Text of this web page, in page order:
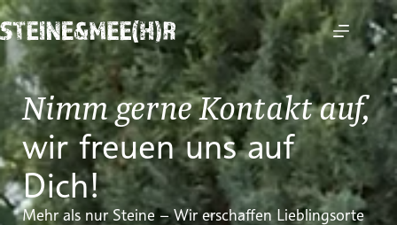
Nimm gerne Kontakt auf,
wir freuen uns auf
Dich!
Mehr als nur Steine – Wir erschaffen Lieblingsorte